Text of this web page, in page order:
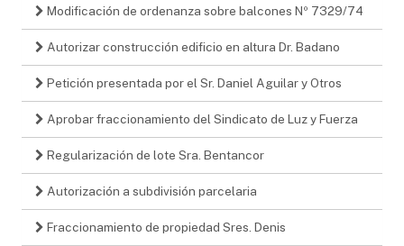
Modificación de ordenanza sobre balcones Nº 7329/74
Autorizar construcción edificio en altura Dr. Badano
Petición presentada por el Sr. Daniel Aguilar y Otros
Aprobar fraccionamiento del Sindicato de Luz y Fuerza
Regularización de lote Sra. Bentancor
Autorización a subdivisión parcelaria
Fraccionamiento de propiedad Sres. Denis